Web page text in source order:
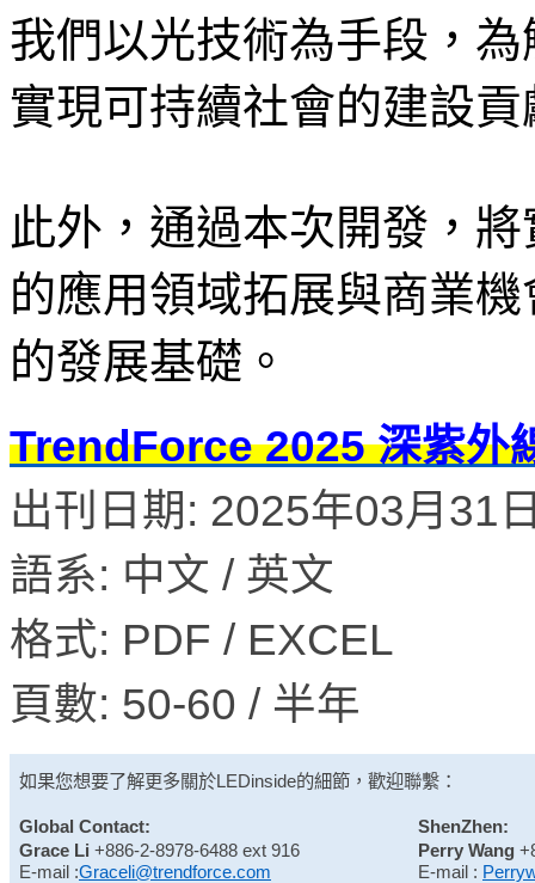
我們以光技術為手段，
實現可持續社會的建設
此外，通過本次開發，
的應用領域拓展與商業
的發展基礎。
TrendForce 2025 深紫外
出刊日期: 2025年03月31
語系: 中文 / 英文
格式: PDF / EXCEL
頁數: 50-60 / 半年
如果您想要了解更多關於LEDinside的細節，歡迎聯繫：
Global Contact:
ShenZhen:
Grace Li +886-2-8978-6488 ext 916
E-mail :Graceli@trendforce.com
Perry Wang
E-mail :